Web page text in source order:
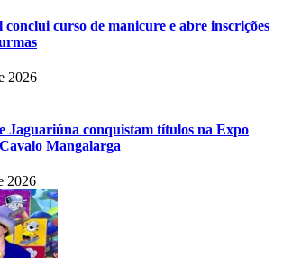
conclui curso de manicure e abre inscrições
2026
Jaguariúna conquistam títulos na Expo
Mangalarga
2026